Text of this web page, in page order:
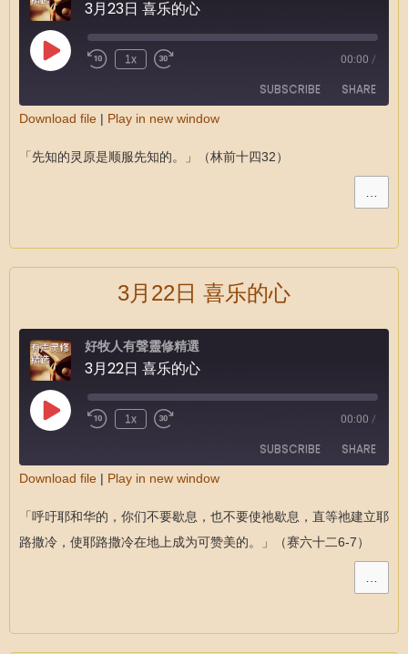
3月23日 喜乐的心
1x 00:00 /
SUBSCRIBE SHARE
RSS FEED
Download file | Play in new window
「先知的灵原是顺服先知的。」（林前十四32）
…
3月22日 喜乐的心
好牧人有聲靈修精選
3月22日 喜乐的心
1x 00:00 /
SUBSCRIBE SHARE
RSS FEED
LINK
Download file | Play in new window
「呼吁耶和华的，你们不要歇息，也不要使祂歇息，直等祂建立耶
路撒冷，使耶路撒冷在地上成为可赞美的。」（赛六十二6-7）
…